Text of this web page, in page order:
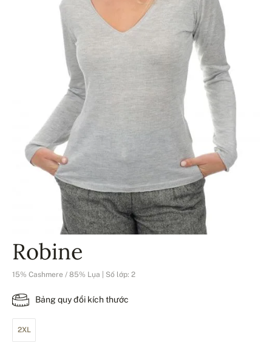
Robine
15% Cashmere / 85% Lụa | Số lớp: 2
Bảng quy đổi kích thước
2XL